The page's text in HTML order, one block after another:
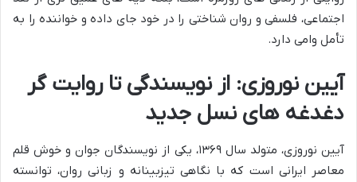
اجتماعی، فلسفی و روان شناختی را در خود جای داده و خواننده را به
تأمل وامی دارد.
آیین نوروزی: از نویسندگی تا روایت گر
دغدغه های نسل جدید
آیین نوروزی، متولد سال ۱۳۶۹، یکی از نویسندگان جوان و خوش قلم
معاصر ایرانی است که با نگاهی تیزبینانه و زبانی روان، توانسته